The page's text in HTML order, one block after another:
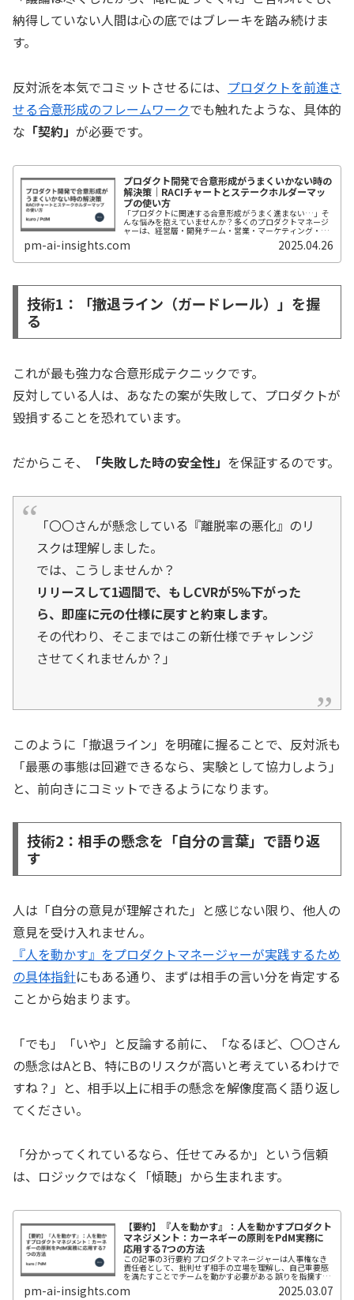
納得していない人間は心の底ではブレーキを踏み続けま
す。
反対派を本気でコミットさせるには、 プロダクトを前進さ
せる合意形成のフレームワークでも触れたような、具体的
な 「契約」 が必要です。
プロダクト開発で合意形成がうまくいかない時の
解決策｜RACIチャートとステークホルダーマッ
プの使い方
「プロダクトに関連する合意形成がうまく進まない…」そ
んな悩みを抱えていませんか？多くのプロダクトマネージ
ャーは、経営層・開発チーム・営業・マーケティング・サ
ポートなどの利害を調整し、合意形成を行う難しさに直面
しています。ステークホルダーマネ...
pm-ai-insights.com 2025.04.26
技術1：「撤退ライン（ガードレール）」を握
る
これが最も強力な合意形成テクニックです。
反対している人は、あなたの案が失敗して、プロダクトが
毀損することを恐れています。
だからこそ、 「失敗した時の安全性」 を保証するのです。
「〇〇さんが懸念している『離脱率の悪化』のリ
スクは理解しました。
では、こうしませんか？
リリースして1週間で、もしCVRが5%下がった
ら、即座に元の仕様に戻すと約束します。
その代わり、そこまではこの新仕様でチャレンジ
させてくれませんか？」
このように「撤退ライン」を明確に握ることで、反対派も
「最悪の事態は回避できるなら、実験として協力しよう」
と、前向きにコミットできるようになります。
技術2：相手の懸念を「自分の言葉」で語り返
す
人は「自分の意見が理解された」と感じない限り、他人の
意見を受け入れません。
『人を動かす』をプロダクトマネージャーが実践するため
の具体指針にもある通り、まずは相手の言い分を肯定する
ことから始まります。
「でも」「いや」と反論する前に、「なるほど、〇〇さん
の懸念はAとB、特にBのリスクが高いと考えているわけで
すね？」と、相手以上に相手の懸念を解像度高く語り返し
てください。
「分かってくれているなら、任せてみるか」という信頼
は、ロジックではなく「傾聴」から生まれます。
【要約】『人を動かす』：人を動かすプロダクト
マネジメント：カーネギーの原則をPdM実務に
応用する7つの方法
この記事の3行要約 プロダクトマネージャーは人事権なき
責任者として、批判せず相手の立場を理解し、自己重要感
を満たすことでチームを動かす必要がある 誤りを指摘する
代わりに質問で気づかせ、相手のアイデアを尊重しながら
自分の提案を「Yes, an...
pm-ai-insights.com 2025.03.07